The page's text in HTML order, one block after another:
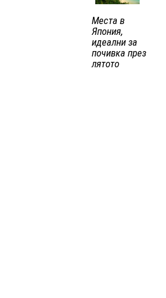
Места в
Япония,
идеални за
почивка през
лятото